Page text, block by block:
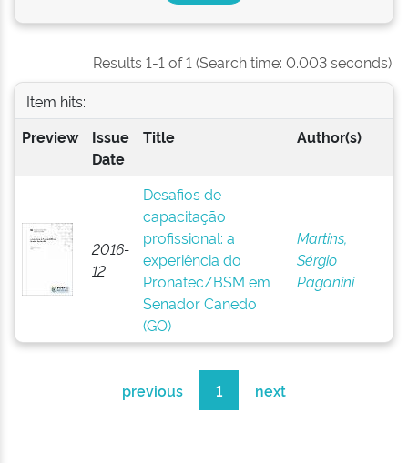
Results 1-1 of 1 (Search time: 0.003 seconds).
Item hits:
Preview
Issue
Date
Title Author(s)
2016-
12
Desafios de
capacitação
profissional: a
experiência do
Pronatec/BSM em
Senador Canedo
(GO)
Martins,
Sérgio
Paganini
previous 1 next